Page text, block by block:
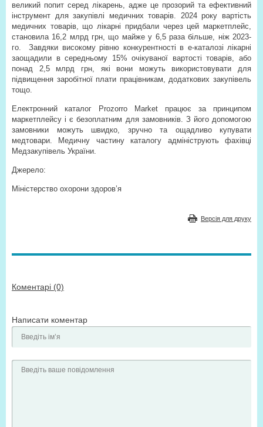
великий попит серед лікарень, адже це прозорий та ефективний
інструмент для закупівлі медичних товарів. 2024 року вартість
медичних товарів, що лікарні придбали через цей маркетплейс,
становила 16,2 млрд грн, що майже у 6,5 раза більше, ніж 2023-
го.
Завдяки високому рівню конкурентності в е-каталозі лікарні
заощадили в середньому 15% очікуваної вартості товарів, або
понад 2,5 млрд грн, які вони можуть використовувати для
підвищення заробітної плати працівникам, додаткових закупівель
тощо.
Електронний каталог Prozorro Market працює за принципом
маркетплейсу і є безоплатним для замовників. З його допомогою
замовники можуть швидко, зручно та ощадливо купувати
медтовари. Медичну частину каталогу адмініструють фахівці
Медзакупівель України.
Джерело:
Міністерство охорони здоров’я
Версія для друку
Коментарі (0)
Написати коментар